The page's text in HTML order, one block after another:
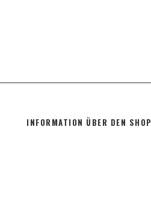
INFORMATION ÜBER DEN SHOP